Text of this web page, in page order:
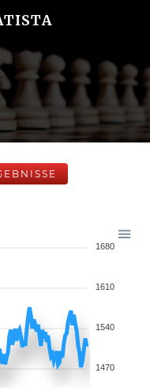
1680
1610
1540
1470